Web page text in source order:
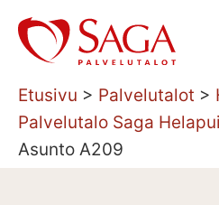
Siirry
sisältöön
Etusivu > Palvelutalot >
Palvelutalo Saga
Asunto A209